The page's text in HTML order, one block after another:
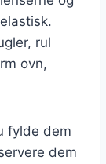
rul
ovn,
fylde dem
dem